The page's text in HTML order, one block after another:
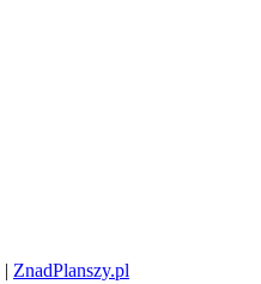
| ZnadPlanszy.pl